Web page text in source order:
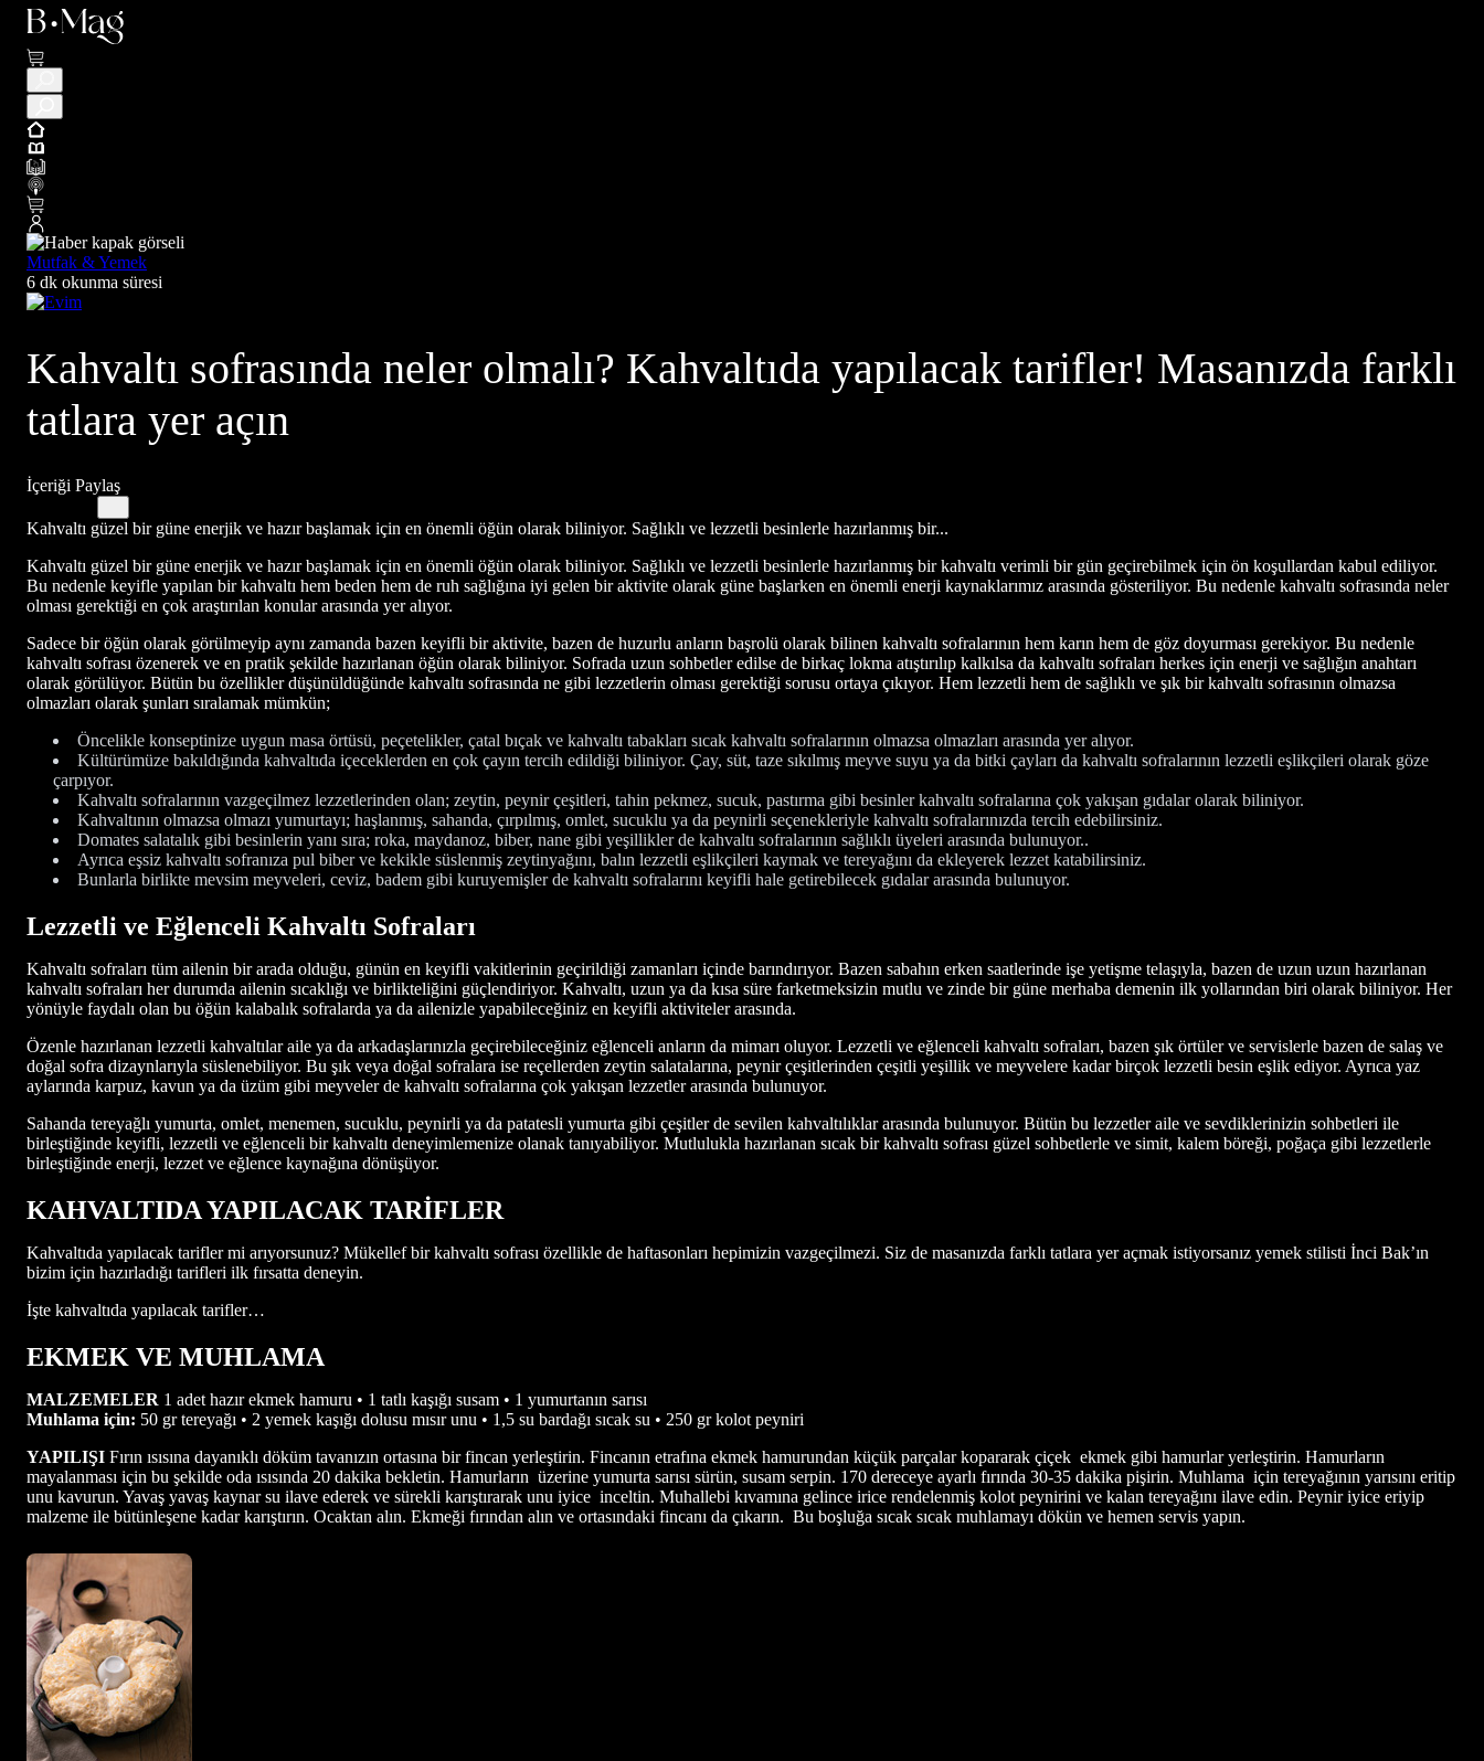
Mutfak & Yemek
6 dk okunma süresi
Kahvaltı sofrasında neler olmalı? Kahvaltıda yapılacak tarifler! Masanızda farklı
tatlara yer açın
İçeriği Paylaş
Kahvaltı güzel bir güne enerjik ve hazır başlamak için en önemli öğün olarak biliniyor. Sağlıklı ve lezzetli besinlerle hazırlanmış bir...
Kahvaltı güzel bir güne enerjik ve hazır başlamak için en önemli öğün olarak biliniyor. Sağlıklı ve lezzetli besinlerle hazırlanmış bir kahvaltı verimli bir gün geçirebilmek için ön koşullardan kabul ediliyor.
Bu nedenle keyifle yapılan bir kahvaltı hem beden hem de ruh sağlığına iyi gelen bir aktivite olarak güne başlarken en önemli enerji kaynaklarımız arasında gösteriliyor. Bu nedenle kahvaltı sofrasında neler
olması gerektiği en çok araştırılan konular arasında yer alıyor.
Sadece bir öğün olarak görülmeyip aynı zamanda bazen keyifli bir aktivite, bazen de huzurlu anların başrolü olarak bilinen kahvaltı sofralarının hem karın hem de göz doyurması gerekiyor. Bu nedenle
kahvaltı sofrası özenerek ve en pratik şekilde hazırlanan öğün olarak biliniyor. Sofrada uzun sohbetler edilse de birkaç lokma atıştırılıp kalkılsa da kahvaltı sofraları herkes için enerji ve sağlığın anahtarı
olarak görülüyor. Bütün bu özellikler düşünüldüğünde kahvaltı sofrasında ne gibi lezzetlerin olması gerektiği sorusu ortaya çıkıyor. Hem lezzetli hem de sağlıklı ve şık bir kahvaltı sofrasının olmazsa
olmazları olarak şunları sıralamak mümkün;
Öncelikle konseptinize uygun masa örtüsü, peçetelikler, çatal bıçak ve kahvaltı tabakları sıcak kahvaltı sofralarının olmazsa olmazları arasında yer alıyor.
Kültürümüze bakıldığında kahvaltıda içeceklerden en çok çayın tercih edildiği biliniyor. Çay, süt, taze sıkılmış meyve suyu ya da bitki çayları da kahvaltı sofralarının lezzetli eşlikçileri olarak göze
çarpıyor.
Kahvaltı sofralarının vazgeçilmez lezzetlerinden olan; zeytin, peynir çeşitleri, tahin pekmez, sucuk, pastırma gibi besinler kahvaltı sofralarına çok yakışan gıdalar olarak biliniyor.
Kahvaltının olmazsa olmazı yumurtayı; haşlanmış, sahanda, çırpılmış, omlet, sucuklu ya da peynirli seçenekleriyle kahvaltı sofralarınızda tercih edebilirsiniz.
Domates salatalık gibi besinlerin yanı sıra; roka, maydanoz, biber, nane gibi yeşillikler de kahvaltı sofralarının sağlıklı üyeleri arasında bulunuyor..
Ayrıca eşsiz kahvaltı sofranıza pul biber ve kekikle süslenmiş zeytinyağını, balın lezzetli eşlikçileri kaymak ve tereyağını da ekleyerek lezzet katabilirsiniz.
Bunlarla birlikte mevsim meyveleri, ceviz, badem gibi kuruyemişler de kahvaltı sofralarını keyifli hale getirebilecek gıdalar arasında bulunuyor.
Lezzetli ve Eğlenceli Kahvaltı Sofraları
Kahvaltı sofraları tüm ailenin bir arada olduğu, günün en keyifli vakitlerinin geçirildiği zamanları içinde barındırıyor. Bazen sabahın erken saatlerinde işe yetişme telaşıyla, bazen de uzun uzun hazırlanan
kahvaltı sofraları her durumda ailenin sıcaklığı ve birlikteliğini güçlendiriyor. Kahvaltı, uzun ya da kısa süre farketmeksizin mutlu ve zinde bir güne merhaba demenin ilk yollarından biri olarak biliniyor. Her
yönüyle faydalı olan bu öğün kalabalık sofralarda ya da ailenizle yapabileceğiniz en keyifli aktiviteler arasında.
Özenle hazırlanan lezzetli kahvaltılar aile ya da arkadaşlarınızla geçirebileceğiniz eğlenceli anların da mimarı oluyor. Lezzetli ve eğlenceli kahvaltı sofraları, bazen şık örtüler ve servislerle bazen de salaş ve
doğal sofra dizaynlarıyla süslenebiliyor. Bu şık veya doğal sofralara ise reçellerden zeytin salatalarına, peynir çeşitlerinden çeşitli yeşillik ve meyvelere kadar birçok lezzetli besin eşlik ediyor. Ayrıca yaz
aylarında karpuz, kavun ya da üzüm gibi meyveler de kahvaltı sofralarına çok yakışan lezzetler arasında bulunuyor.
Sahanda tereyağlı yumurta, omlet, menemen, sucuklu, peynirli ya da patatesli yumurta gibi çeşitler de sevilen kahvaltılıklar arasında bulunuyor. Bütün bu lezzetler aile ve sevdiklerinizin sohbetleri ile
birleştiğinde keyifli, lezzetli ve eğlenceli bir kahvaltı deneyimlemenize olanak tanıyabiliyor. Mutlulukla hazırlanan sıcak bir kahvaltı sofrası güzel sohbetlerle ve simit, kalem böreği, poğaça gibi lezzetlerle
birleştiğinde enerji, lezzet ve eğlence kaynağına dönüşüyor.
KAHVALTIDA YAPILACAK TARİFLER
Kahvaltıda yapılacak tarifler mi arıyorsunuz? Mükellef bir kahvaltı sofrası özellikle de haftasonları hepimizin vazgeçilmezi. Siz de masanızda farklı tatlara yer açmak istiyorsanız yemek stilisti İnci Bak’ın
bizim için hazırladığı tarifleri ilk fırsatta deneyin.
İşte kahvaltıda yapılacak tarifler…
EKMEK VE MUHLAMA
MALZEMELER 1 adet hazır ekmek hamuru • 1 tatlı kaşığı susam • 1 yumurtanın sarısı
Muhlama için: 50 gr tereyağı • 2 yemek kaşığı dolusu mısır unu • 1,5 su bardağı sıcak su • 250 gr kolot peyniri
YAPILIŞI Fırın ısısına dayanıklı döküm tavanızın ortasına bir fincan yerleştirin. Fincanın etrafına ekmek hamurundan küçük parçalar kopararak çiçek ekmek gibi hamurlar yerleştirin. Hamurların
mayalanması için bu şekilde oda ısısında 20 dakika bekletin. Hamurların üzerine yumurta sarısı sürün, susam serpin. 170 dereceye ayarlı fırında 30-35 dakika pişirin. Muhlama için tereyağının yarısını eritip
unu kavurun. Yavaş yavaş kaynar su ilave ederek ve sürekli karıştırarak unu iyice inceltin. Muhallebi kıvamına gelince irice rendelenmiş kolot peynirini ve kalan tereyağını ilave edin. Peynir iyice eriyip
malzeme ile bütünleşene kadar karıştırın. Ocaktan alın. Ekmeği fırından alın ve ortasındaki fincanı da çıkarın. Bu boşluğa sıcak sıcak muhlamayı dökün ve hemen servis yapın.